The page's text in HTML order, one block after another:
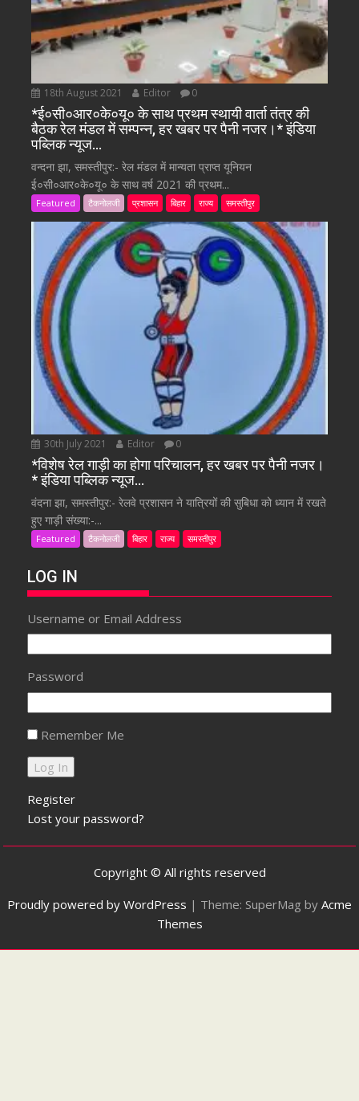
18th August 2021 Editor 0
*ई०सी०आर०के०यू० के साथ प्रथम स्थायी वार्ता तंत्र की
बैठक रेल मंडल में सम्पन्न, हर खबर पर पैनी नजर।* इंडिया
पब्लिक न्यूज…
वन्दना झा, समस्तीपुर:- रेल मंडल में मान्यता प्राप्त यूनियन
ई०सी०आर०के०यू० के साथ वर्ष 2021 की प्रथम...
Featured टैकनोलजी प्रशासन बिहार राज्य समस्तीपुर
30th July 2021 Editor 0
*विशेष रेल गाड़ी का होगा परिचालन, हर खबर पर पैनी नजर।
* इंडिया पब्लिक न्यूज…
वंदना झा, समस्तीपुर:- रेलवे प्रशासन ने यात्रियों की सुबिधा को ध्यान में रखते
हुए गाड़ी संख्या:-...
Featured टैकनोलजी बिहार राज्य समस्तीपुर
LOG IN
Username or Email Address
Password
Remember Me
Register
Lost your password?
Copyright © All rights reserved
Proudly powered by WordPress | Theme: SuperMag by Acme
Themes